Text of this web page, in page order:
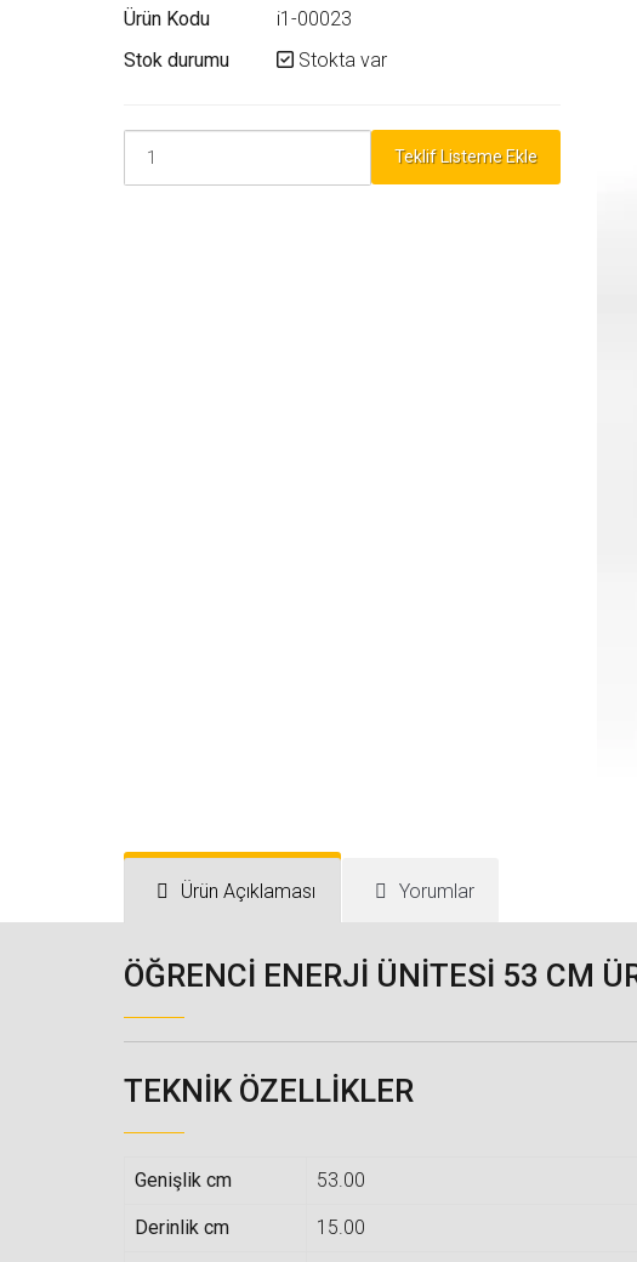
Ürün Kodu
i1-00023
Stok durumu
Stokta var
Teklif Listeme Ekle
Ürün Açıklaması Yorumlar
ÖĞRENCİ ENERJİ ÜNİTESİ 53 CM
TEKNIK ÖZELLIKLER
Genişlik cm 53.00
Derinlik cm 15.00